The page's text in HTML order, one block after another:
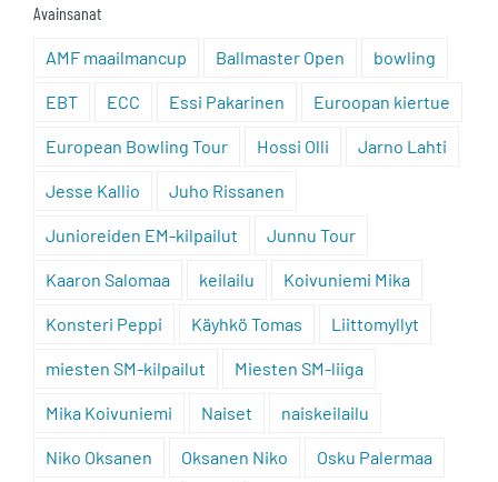
Avainsanat
AMF maailmancup Ballmaster Open bowling
EBT ECC Essi Pakarinen Euroopan kiertue
European Bowling Tour Hossi Olli Jarno Lahti
Jesse Kallio Juho Rissanen
Junioreiden EM-kilpailut Junnu Tour
Kaaron Salomaa keilailu Koivuniemi Mika
Konsteri Peppi Käyhkö Tomas Liittomyllyt
miesten SM-kilpailut Miesten SM-liiga
Mika Koivuniemi Naiset naiskeilailu
Niko Oksanen Oksanen Niko Osku Palermaa